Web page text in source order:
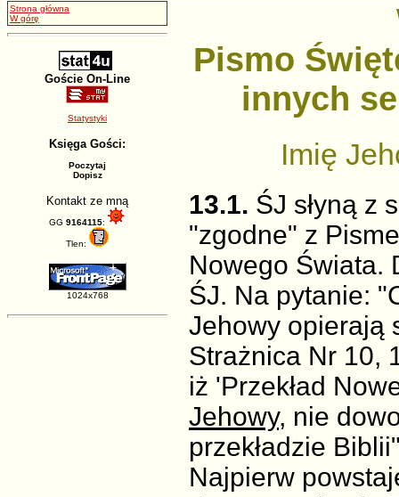
Strona główna
W górę
Goście On-Line
Statystyki
Księga Gości:
Poczytaj
Dopisz
Kontakt ze mną
GG 9164115:
Tlen:
1024x768
Pismo
innych
Imię
13.1. ŚJ słyną z
"zgodne" z
Nowego Świata.
ŚJ. Na pytanie:
Jehowy opierają
Strażnica Nr 10,
iż 'Przekład
Jehowy, nie
przekładzie
Najpierw